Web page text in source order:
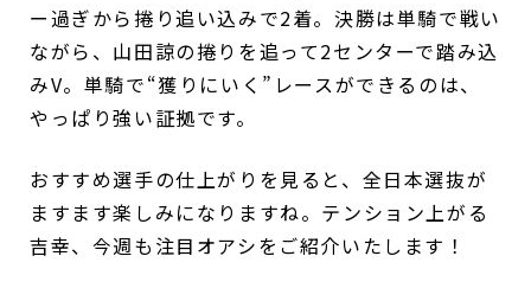
ー過ぎから捲り追い込みで2着。決勝は単騎で戦い
ながら、山田諒の捲りを追って2センターで踏み込
みV。単騎で“獲りにいく”レースができるのは、
やっぱり強い証拠です。
おすすめ選手の仕上がりを見ると、全日本選抜が
ますます楽しみになりますね。テンション上がる
吉幸、今週も注目オアシをご紹介いたします！